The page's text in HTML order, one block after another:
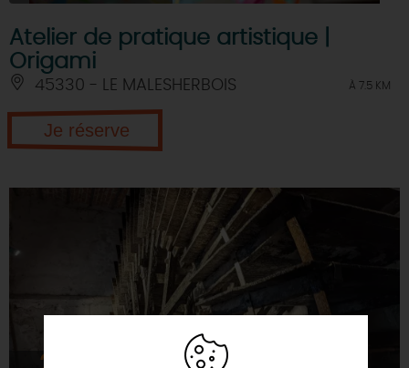
Atelier de pratique artistique |
Origami
45330 - LE MALESHERBOIS À 7.5 KM
Je réserve